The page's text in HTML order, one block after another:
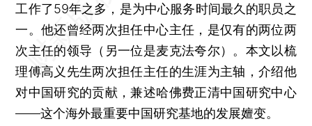
工作了59年之多，是为中心服务时间最久的职员之
一。他还曾经两次担任中心主任，是仅有的两位两
次主任的领导（另一位是麦克法夸尔）。本文以梳
理傅高义先生两次担任主任的生涯为主轴，介绍他
对中国研究的贡献，兼述哈佛费正清中国研究中心
——这个海外最重要中国研究基地的发展嬗变。